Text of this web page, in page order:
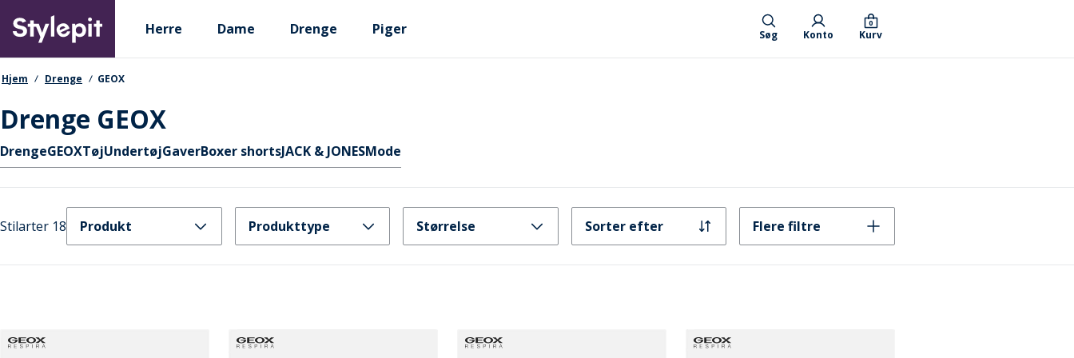
main
content
Primary departments
Herre Dame Drenge Piger Søg Konto Kurv
0
navigationssti
Hjem Drenge GEOX
Drenge GEOX
Hurtige links
DrengeGEOXTøjUndertøjGaverBoxer shortsJACK & JONESMode
Stilarter 18 Produkt Produkttype Størrelse Sorter efter Flere filtre